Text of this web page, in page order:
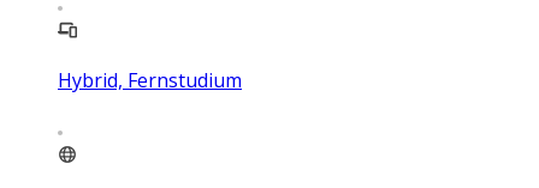
Hybrid, Fernstudium